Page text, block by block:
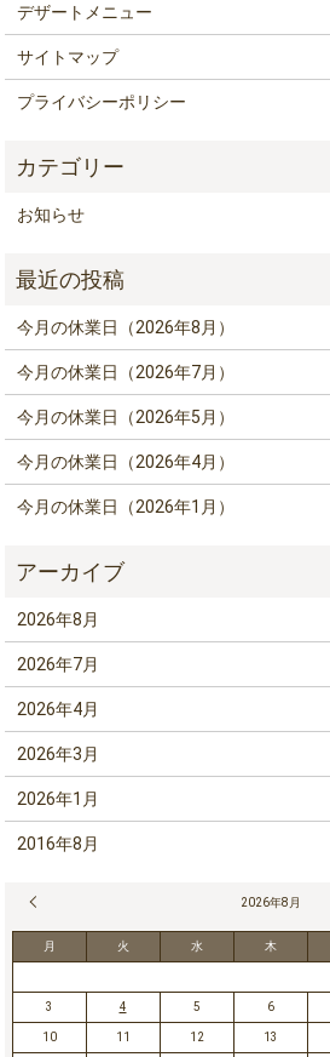
デザートメニュー
サイトマップ
プライバシーポリシー
お知らせ
今月の休業日（2026年8月）
今月の休業日（2026年7月）
今月の休業日（2026年5月）
今月の休業日（2026年4月）
今月の休業日（2026年1月）
2026年8月
2026年7月
2026年4月
2026年3月
2026年1月
2016年8月
2026年8月
月 火 水 木
3 4 5 6
10 11 12 13